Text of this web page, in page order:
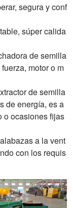
segura y conf
súper calida
de semilla
motor o m
de semilla
de energía, es a
o ocasiones fijas
a la vent
con los requis